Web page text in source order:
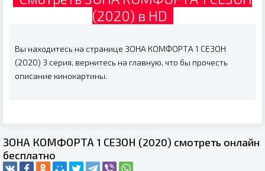
(2020) в HD
Вы находитесь на странице ЗОНА КОМФОРТА 1 СЕЗОН
(2020) 3 серия, вернитесь на главную, что бы прочесть
описание кинокартины.
ЗОНА КОМФОРТА 1 СЕЗОН (2020) смотреть онлайн
бесплатно